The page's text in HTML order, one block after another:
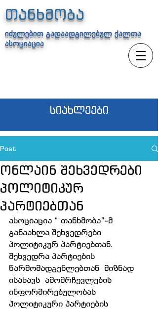
თანხმობა
იძულებით გადაადგილებულ ქალთა
ასოციაცია
სიახლეები
Post
ონლაინ შეხვედრები
პოლიტიკურ
პარტიებთან
ასოციაცია “ თანხმობა“-მ
განაახლა შეხვედრები
პოლიტიკურ პარტიებთან.
შეხვედრა პარტიების
წარმომადგენლებთან  მიზნად
ისახავს  ამომრჩევლების
ინფორმირებულობას
პოლიტიკური პარტიების